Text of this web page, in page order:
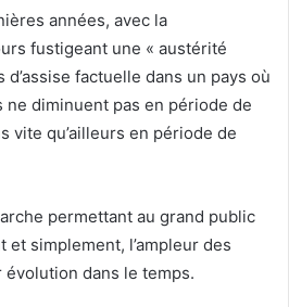
années, avec la
fustigeant une « austérité
d’assise factuelle dans un pays où
diminuent pas en période de
vite qu’ailleurs en période de
permettant au grand public
simplement, l’ampleur des
dans le temps.